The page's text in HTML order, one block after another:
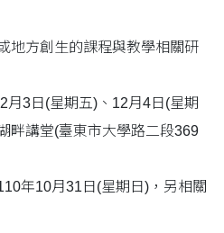
地方創生的課程與教學相關研
月3日(星期五)、12月4日(星期
畔講堂(臺東市大學路二段369
年10月31日(星期日)，另相關